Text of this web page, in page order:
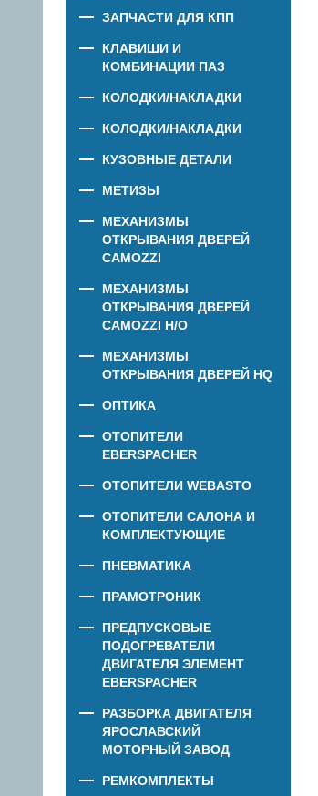
ЗАПЧАСТИ ДЛЯ КПП
КЛАВИШИ И
КОМБИНАЦИИ ПАЗ
КОЛОДКИ/НАКЛАДКИ
КОЛОДКИ/НАКЛАДКИ
КУЗОВНЫЕ ДЕТАЛИ
МЕТИЗЫ
МЕХАНИЗМЫ
ОТКРЫВАНИЯ ДВЕРЕЙ
CAMOZZI
МЕХАНИЗМЫ
ОТКРЫВАНИЯ ДВЕРЕЙ
CAMOZZI Н/О
МЕХАНИЗМЫ
ОТКРЫВАНИЯ ДВЕРЕЙ HQ
ОПТИКА
ОТОПИТЕЛИ
EBERSPACHER
ОТОПИТЕЛИ WEBASTO
ОТОПИТЕЛИ САЛОНА И
КОМПЛЕКТУЮЩИЕ
ПНЕВМАТИКА
ПРАМОТРОНИК
ПРЕДПУСКОВЫЕ
ПОДОГРЕВАТЕЛИ
ДВИГАТЕЛЯ ЭЛЕМЕНТ
EBERSPACHER
РАЗБОРКА ДВИГАТЕЛЯ
ЯРОСЛАВСКИЙ
МОТОРНЫЙ ЗАВОД
РЕМКОМПЛЕКТЫ